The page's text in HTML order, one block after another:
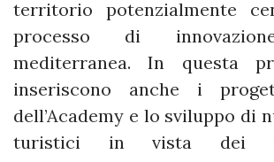
territorio potenzialmente
processo di
mediterranea. In questa
inseriscono anche i
dell’Academy e lo sviluppo di
turistici in vista dei